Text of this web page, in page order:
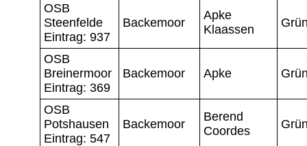
OSB
Steenfelde
Eintrag: 937
Backemoor
Apke
Klaassen
OSB
Breinermoor
Eintrag: 369
Backemoor Apke
OSB
Potshausen
Eintrag: 547
Backemoor
Berend
Coordes